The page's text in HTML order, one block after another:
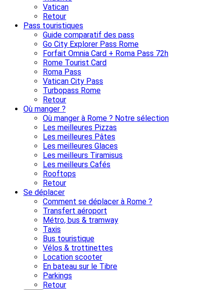
Vatican
Retour
Pass touristiques
Guide comparatif des pass
Go City Explorer Pass Rome
Forfait Omnia Card + Roma Pass 72h
Rome Tourist Card
Roma Pass
Vatican City Pass
Turbopass Rome
Retour
Où manger ?
Où manger à Rome ? Notre sélection
Les meilleures Pizzas
Les meilleures Pâtes
Les meilleures Glaces
Les meilleurs Tiramisus
Les meilleurs Cafés
Rooftops
Retour
Se déplacer
Comment se déplacer à Rome ?
Transfert aéroport
Métro, bus & tramway
Taxis
Bus touristique
Vélos & trottinettes
Location scooter
En bateau sur le Tibre
Parkings
Retour